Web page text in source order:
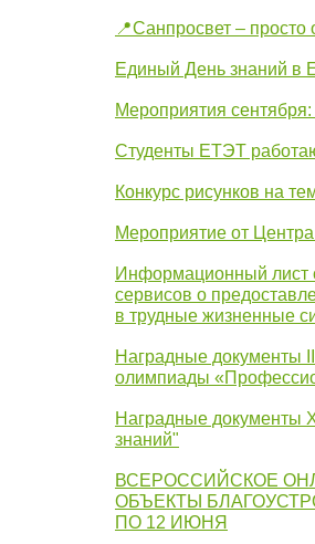
📍Санпросвет –
Единый День знаний в
Мероприятия
Студенты ЕТЭТ
Конкурс рисунков на
Мероприятие от
Информационный лист
сервисов о
в трудные жизненные
Наградные документы
олимпиады
Наградные документы
знаний"
ВСЕРОССИЙСКОЕ
ОБЪЕКТЫ
ПО 12 ИЮНЯ